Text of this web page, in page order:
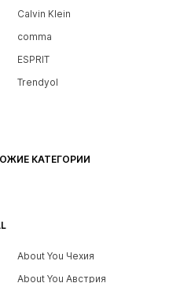
Calvin Klein
comma
ESPRIT
Trendyol
КАТЕГОРИИ
About You Чехия
About You Австрия